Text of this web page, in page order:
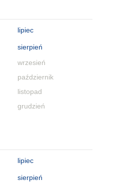
lipiec
sierpień
wrzesień
październik
listopad
grudzień
lipiec
sierpień